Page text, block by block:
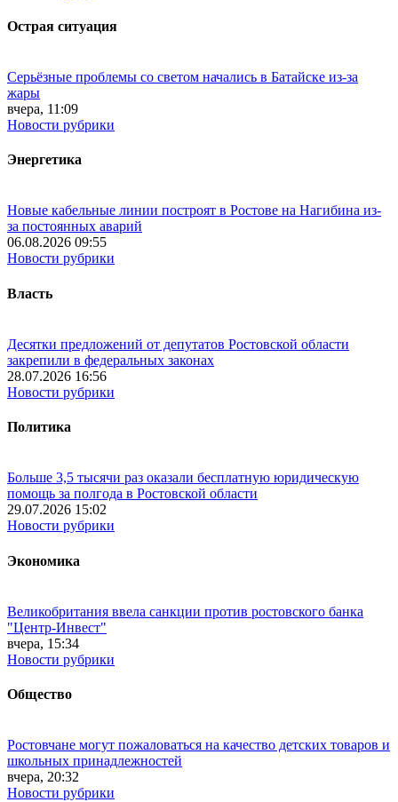
Острая ситуация
Серьёзные проблемы со светом начались в Батайске из-за
жары
вчера, 11:09
Новости рубрики
Энергетика
Новые кабельные линии построят в Ростове на Нагибина из-
за постоянных аварий
06.08.2026 09:55
Новости рубрики
Власть
Десятки предложений от депутатов Ростовской области
закрепили в федеральных законах
28.07.2026 16:56
Новости рубрики
Политика
Больше 3,5 тысячи раз оказали бесплатную юридическую
помощь за полгода в Ростовской области
29.07.2026 15:02
Новости рубрики
Экономика
Великобритания ввела санкции против ростовского банка
"Центр-Инвест"
вчера, 15:34
Новости рубрики
Общество
Ростовчане могут пожаловаться на качество детских товаров и
школьных принадлежностей
вчера, 20:32
Новости рубрики